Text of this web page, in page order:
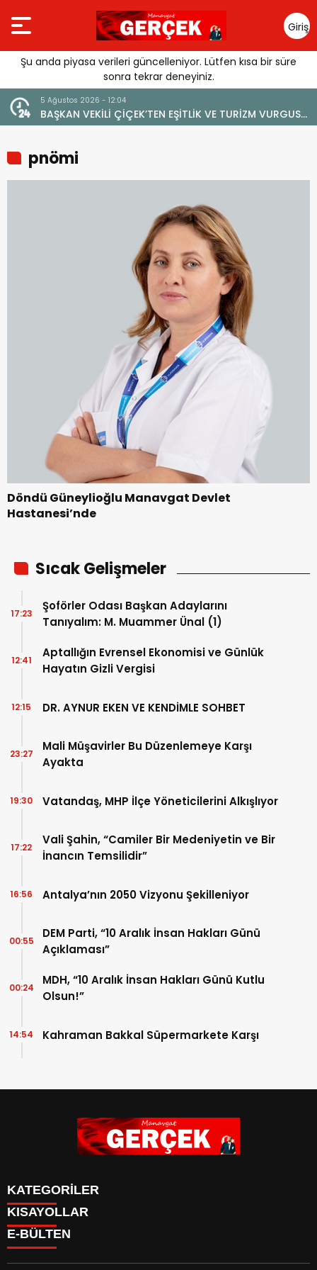
Giriş
Yap
Şu anda piyasa verileri güncelleniyor. Lütfen kısa bir süre
sonra tekrar deneyiniz.
5 Ağustos 2026 - 12:04
BAŞKAN VEKİLİ ÇİÇEK’TEN EŞİTLİK VE TURİZM VURGUSU:
“MANAVGAT’IN MARKA DEĞERİNE ZARAR VERİLMEMELİ”
pnömi
Döndü Güneylioğlu Manavgat Devlet
Hastanesi’nde
Sıcak Gelişmeler
Şoförler Odası Başkan Adaylarını
Tanıyalım: M. Muammer Ünal (1)
17:23
Aptallığın Evrensel Ekonomisi ve Günlük
Hayatın Gizli Vergisi
12:41
DR. AYNUR EKEN VE KENDİMLE SOHBET
12:15
Mali Müşavirler Bu Düzenlemeye Karşı
Ayakta
23:27
Vatandaş, MHP İlçe Yöneticilerini Alkışlıyor
19:30
Vali Şahin, “Camiler Bir Medeniyetin ve Bir
İnancın Temsilidir”
17:22
Antalya’nın 2050 Vizyonu Şekilleniyor
16:56
DEM Parti, “10 Aralık İnsan Hakları Günü
Açıklaması”
00:55
MDH, “10 Aralık İnsan Hakları Günü Kutlu
Olsun!”
00:24
Kahraman Bakkal Süpermarkete Karşı
14:54
KATEGORİLER
Siyaset
Eğitim
KISAYOLLAR
E-BÜLTEN